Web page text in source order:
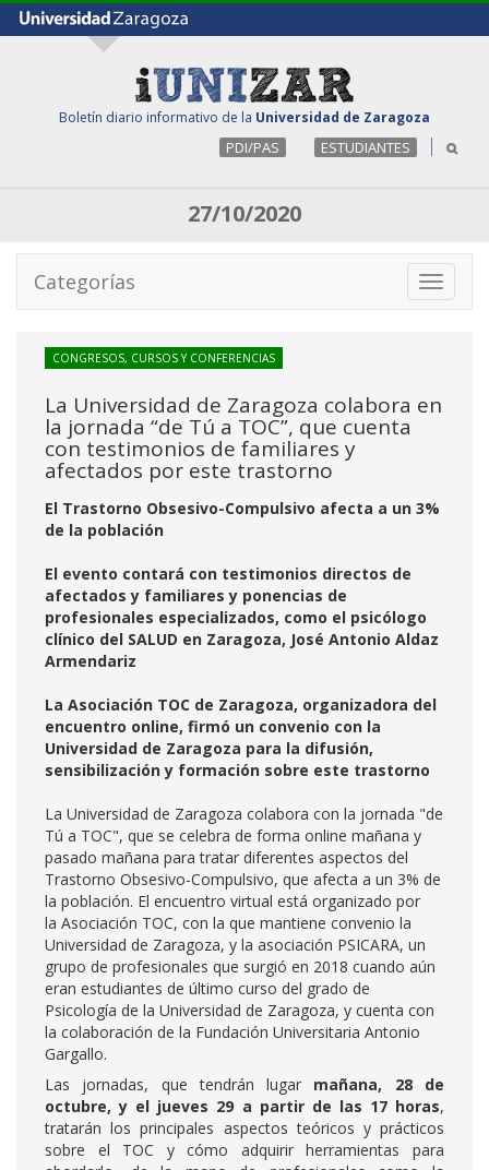
Boletín diario informativo de la Universidad de Zaragoza
PDI/PAS ESTUDIANTES
27/10/2020
Toggle
Categorías
CONGRESOS, CURSOS Y CONFERENCIAS
La Universidad de Zaragoza colabora en
la jornada “de Tú a TOC”, que cuenta
con testimonios de familiares y
afectados por este trastorno
El Trastorno Obsesivo-Compulsivo afecta a un 3%
de la población
El evento contará con testimonios directos de
afectados y familiares y ponencias de
profesionales especializados, como el psicólogo
clínico del SALUD en Zaragoza, José Antonio Aldaz
Armendariz
La Asociación TOC de Zaragoza, organizadora del
encuentro online, firmó un convenio con la
Universidad de Zaragoza para la difusión,
sensibilización y formación sobre este trastorno
La Universidad de Zaragoza colabora con la jornada "de
Tú a TOC", que se celebra de forma online mañana y
pasado mañana para tratar diferentes aspectos del
Trastorno Obsesivo-Compulsivo, que afecta a un 3% de
la población. El encuentro virtual está organizado por
la Asociación TOC, con la que mantiene convenio la
Universidad de Zaragoza, y la asociación PSICARA, un
grupo de profesionales que surgió en 2018 cuando aún
eran estudiantes de último curso del grado de
Psicología de la Universidad de Zaragoza, y cuenta con
la colaboración de la Fundación Universitaria Antonio
Gargallo.
Las jornadas, que tendrán lugar mañana, 28 de
octubre, y el jueves 29 a partir de las 17 horas,
tratarán los principales aspectos teóricos y prácticos
sobre el TOC y cómo adquirir herramientas para